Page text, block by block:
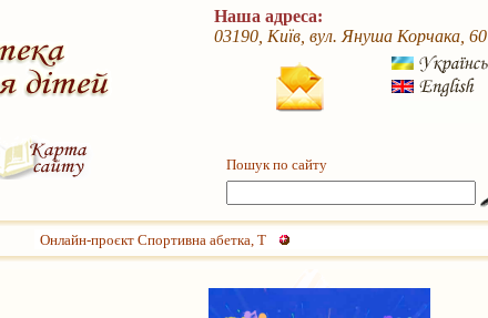
Наша адреса:
03190, Київ, вул. Януша Корчака, 60
Пошук по сайту
Онлайн-проєкт Спортивна абетка, Т